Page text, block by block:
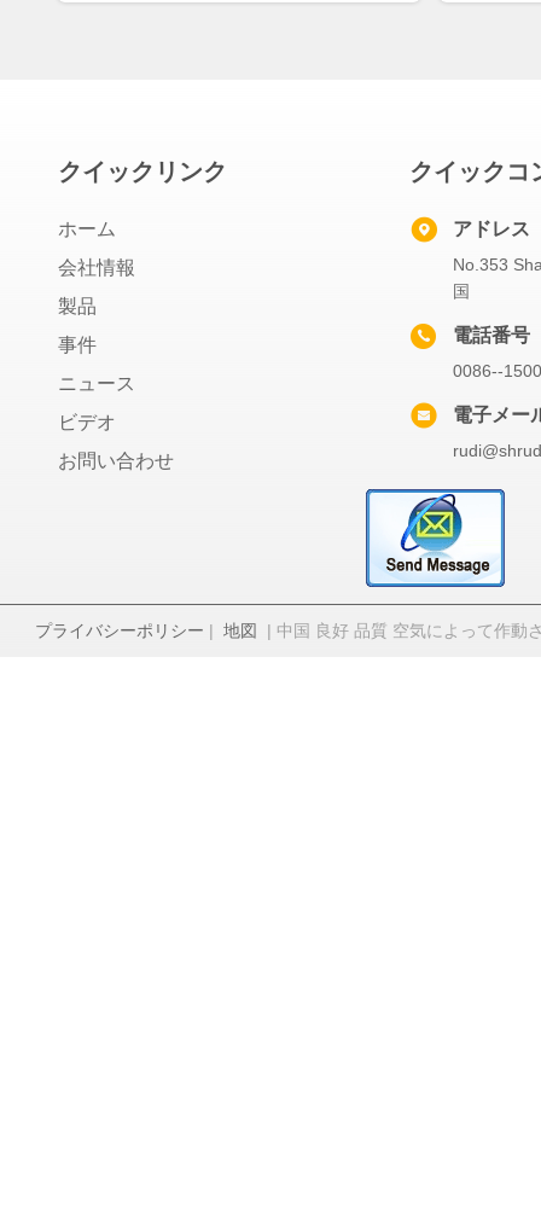
クイックリンク
ホーム
会社情報
製品
事件
ニュース
ビデオ
お問い合わせ
クイックコ
アドレス
No.353
国
電話番号
0086--
電子メー
プライバシーポリシー | 地図 | 中国 良好 品質 空気によって作動